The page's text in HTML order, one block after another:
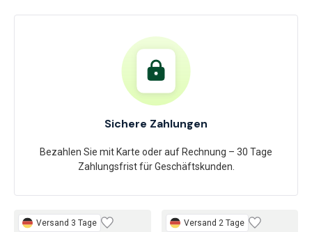
Sichere Zahlungen
Bezahlen Sie mit Karte oder auf Rechnung – 30 Tage
Zahlungsfrist für Geschäftskunden.
Versand 3 Tage Versand 2 Tage